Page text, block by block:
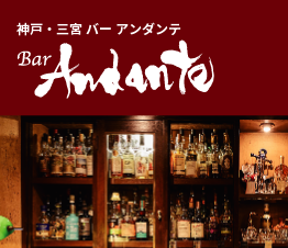
神戸・三宮 バー アンダンテ